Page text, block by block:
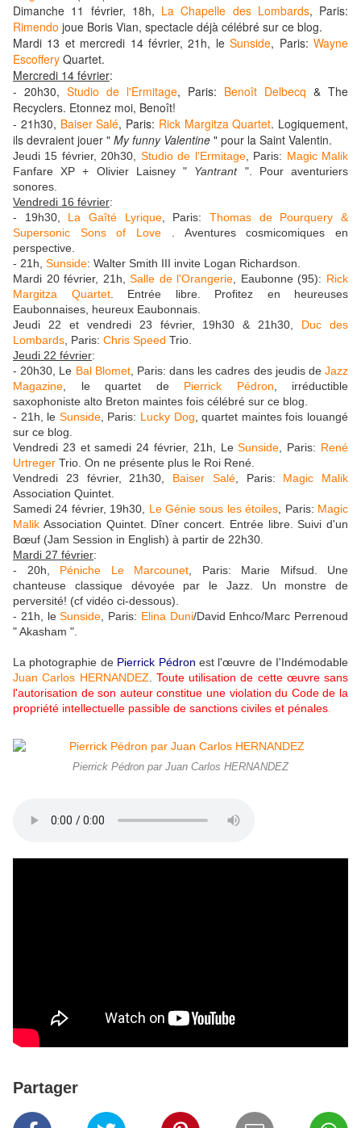
Dimanche 11 février, 18h, La Chapelle des Lombards, Paris:
Rimendo joue Boris Vian, spectacle déjà célébré sur ce blog.
Mardi 13 et mercredi 14 février, 21h, leSunside, Paris:Wayne
Escoffery Quartet.
Mercredi 14 février:
- 20h30, Studio de l'Ermitage, Paris: Benoît Delbecq & The
Recyclers. Etonnez moi, Benoît!
- 21h30, Baiser Salé, Paris: Rick Margitza Quartet. Logiquement,
ils devraient jouer " My funny Valentine " pour la Saint Valentin.
Jeudi 15 février, 20h30, Studio de l'Ermitage, Paris: Magic Malik
Fanfare XP + Olivier Laisney " Yantrant". Pour aventuriers
sonores.
Vendredi 16 février:
- 19h30, La Gaîté Lyrique, Paris:Thomas de Pourquery &
Supersonic Sons of Love . Aventures cosmicomiques en
perspective.
- 21h, Sunside: Walter Smith III invite Logan Richardson.
Mardi 20 février, 21h,Salle de l'Orangerie , Eaubonne (95): Rick
Margitza Quartet. Entrée libre. Profitez en heureuses
Eaubonnaises, heureux Eaubonnais.
Jeudi 22 et vendredi 23 février, 19h30 & 21h30, Duc des
Lombards , Paris: Chris Speed Trio.
Jeudi 22 février:
- 20h30, Le Bal Blomet, Paris: dans les cadres des jeudis deJazz
Magazine , le quartet de Pierrick Pédron , irréductible
saxophoniste alto Breton maintes fois célébré sur ce blog.
- 21h, le Sunside, Paris: Lucky Dog , quartet maintes fois louangé
sur ce blog.
Vendredi 23 et samedi 24 février, 21h, LeSunside , Paris: René
Urtreger Trio. On ne présente plus le Roi René.
Vendredi 23 février, 21h30, Baiser Salé, Paris: Magic Malik
Association Quintet.
Samedi 24 février, 19h30, Le Génie sous les étoiles , Paris: Magic
Malik Association Quintet. Dîner concert. Entrée libre. Suivi d'un
Bœuf (Jam Session in English) à partir de 22h30.
Mardi 27 février:
- 20h, Péniche Le Marcounet , Paris: Marie Mifsud. Une
chanteuse classique dévoyée par le Jazz. Un monstre de
perversité! (cf vidéo ci-dessous).
- 21h, leSunside , Paris: Elina Duni/David Enhco/Marc Perrenoud
" Akasham ".
La photographie de Pierrick Pédron est l'œuvre de I'Indémodable
Juan Carlos HERNANDEZ
Toute utilisation de cette œuvre sans
l'autorisation de son auteur constitue une violation du Code de la
propriété intellectuelle passible de sanctions civiles et pénales
Pierrick Pédron par Juan Carlos HERNANDEZ
Partager